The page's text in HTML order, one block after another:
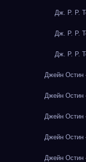
Дж. Р. Р.
Дж. Р. Р.
Дж. Р. Р.
Джейн Остин
Джейн Остин
Джейн Остин
Джейн Остин
Джейн Остин